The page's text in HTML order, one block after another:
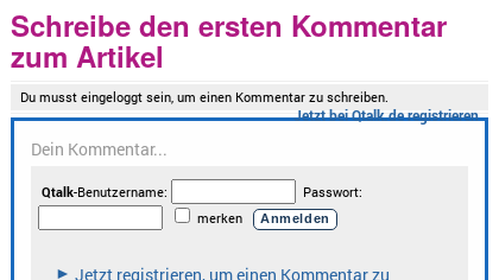
Schreibe den ersten Kommentar
zum Artikel